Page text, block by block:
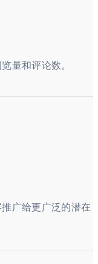
量和评论数。
广给更广泛的潜在